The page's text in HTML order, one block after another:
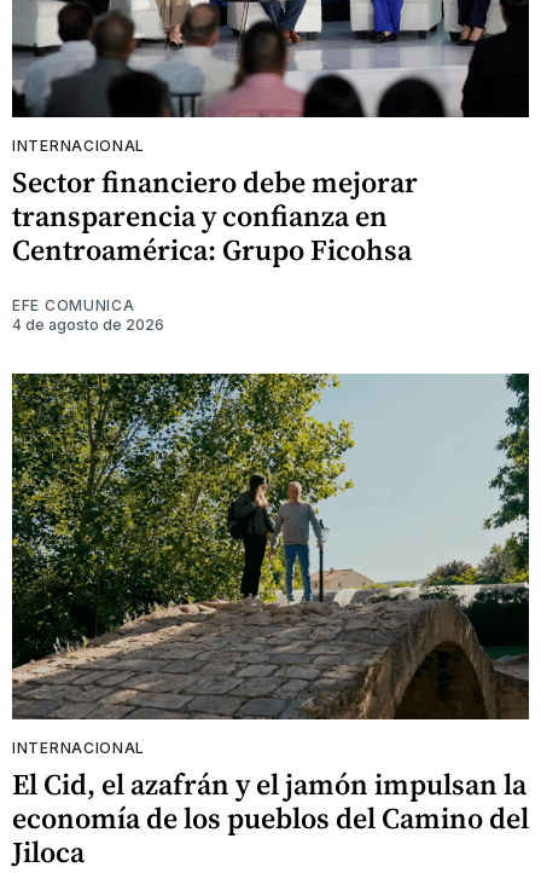
INTERNACIONAL
Sector financiero debe mejorar
transparencia y confianza en
Centroamérica: Grupo Ficohsa
EFE COMUNICA
4 de agosto de 2026
INTERNACIONAL
El Cid, el azafrán y el jamón impulsan la
economía de los pueblos del Camino del
Jiloca